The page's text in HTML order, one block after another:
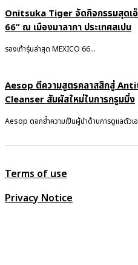
Onitsuka Tiger จัดกิจกรรมสุด
66” ณ เมืองมาลากา ประเทศสเปน
รองเท้ารุ่นล่าสุด MEXICO 66...
Aesop ตีความสูตรคลาสสิกสู่
Cleanser สัมผัสใหม่ในการกรูมมิ่ง
Aesop ตอกย้ำความเป็นผู้นำด้านการดูแลตัว
Terms of use
Privacy Notice